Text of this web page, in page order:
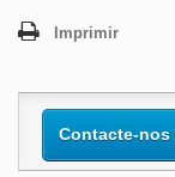
Imprimir
Contacte-nos